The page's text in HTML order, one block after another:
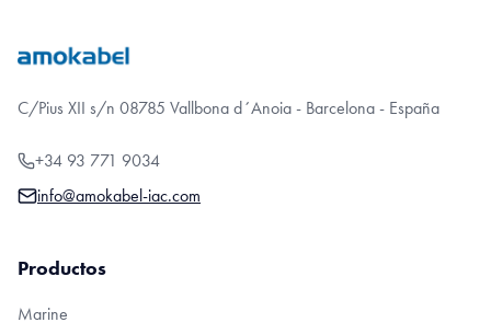
C/Pius XII s/n 08785 Vallbona d´Anoia - Barcelona - España
+34 93 771 9034
info@amokabel-iac.com
Productos
Marine